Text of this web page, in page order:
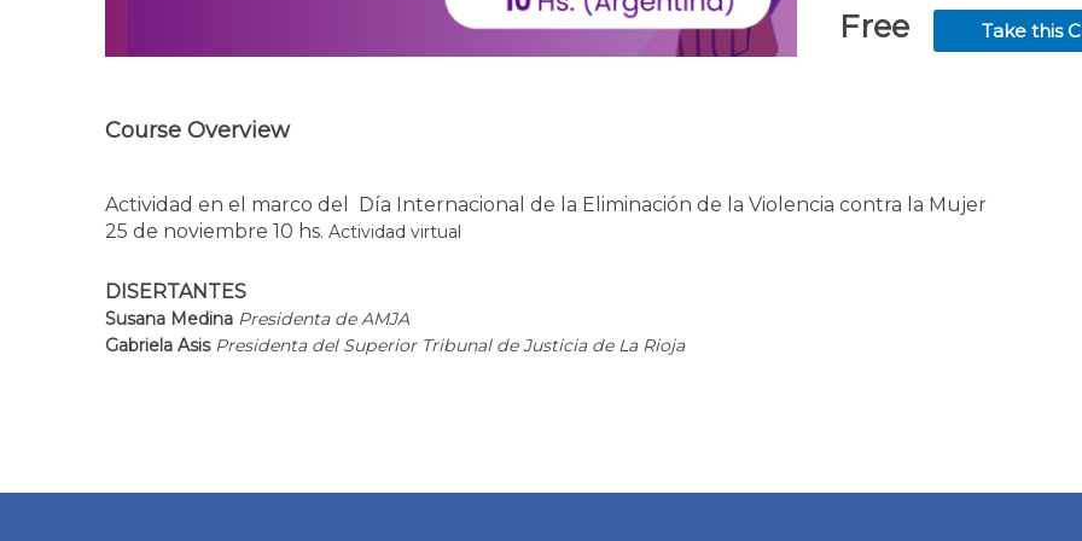
Free Take this
Course Overview
Actividad en el marco del Día Internacional de la Eliminación de la Violencia contra la Mujer
25 de noviembre 10 hs. Actividad virtual
DISERTANTES
Susana Medina Presidenta de AMJA
Gabriela Asis Presidenta del Superior Tribunal de Justicia de La Rioja